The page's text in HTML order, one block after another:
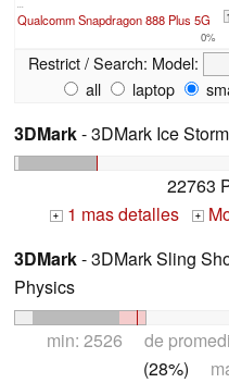
Qualcomm Snapdragon 888 Plus 5G
0%
Restrict / Search: Model:
all
laptop
3DMark- 3DMark Ice
22763
+ 1 mas detalles +
3DMark- 3DMark Sling
Physics
min: 2526 de
(28%)